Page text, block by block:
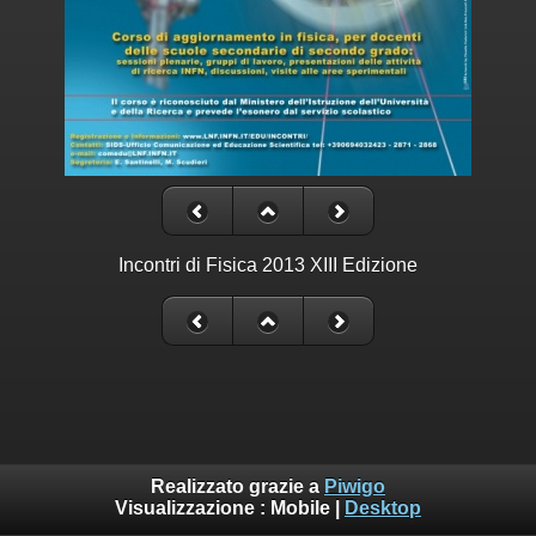
Incontri di Fisica 2013 XIII Edizione
Realizzato grazie a Piwigo
Visualizzazione : Mobile Desktop